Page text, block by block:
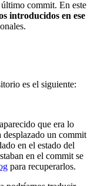
commit. En este
introducidos en ese
es el siguiente:
que era lo
desplazado un commit
en el estado del
en el commit se
para recuperarlos.